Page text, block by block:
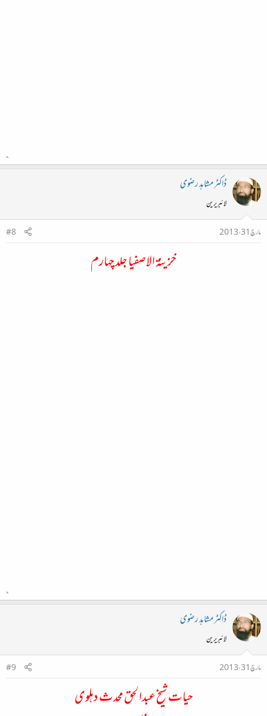
ڈاکٹر مشاہد رضوی
لائبریرین
مارچ 31، 2013
#8
خزینۃ الاصفیا جلد چہارم
ڈاکٹر مشاہد رضوی
لائبریرین
مارچ 31، 2013
#9
حیات شیخ عبدالحق محدث دہلوی